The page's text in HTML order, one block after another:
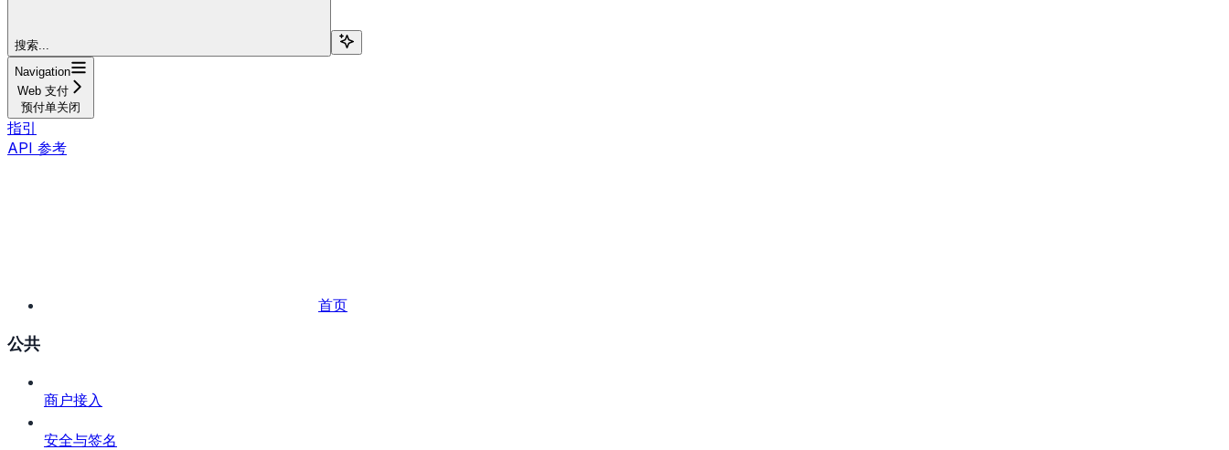
搜索...
Navigation
Web 支付
预付单关闭
指引
API 参考
首页
公共
商户接入
安全与签名